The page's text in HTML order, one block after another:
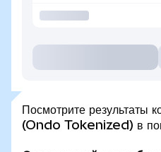
Посмотрите результаты
(Ondo Tokenized) в